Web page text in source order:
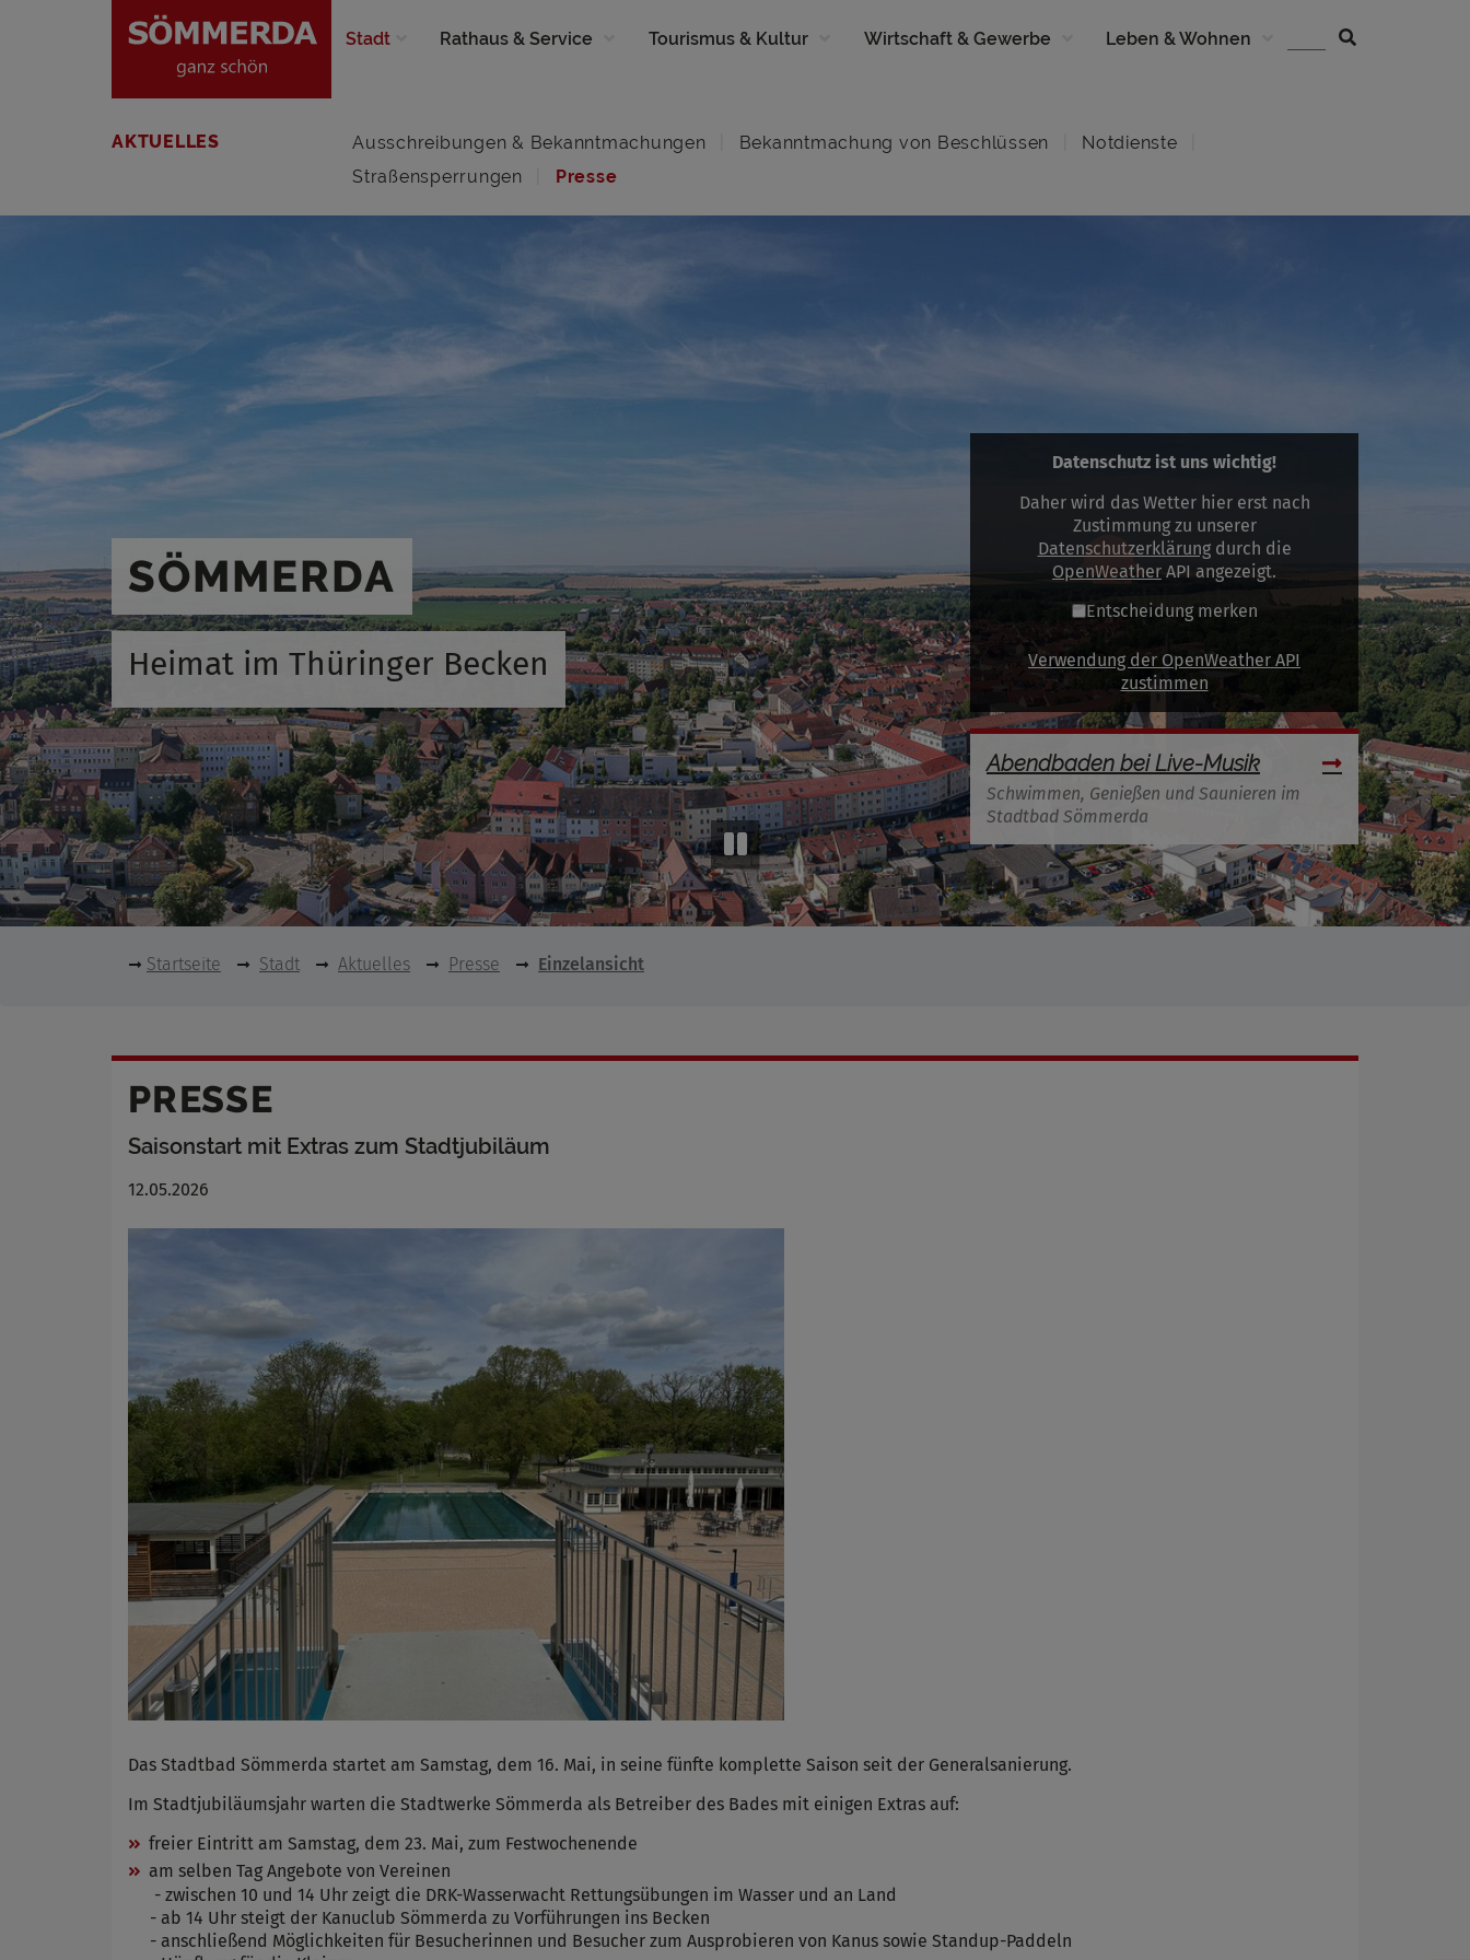
Stadt Rathaus & Service Tourismus & Kultur Wirtschaft & Gewerbe Leben & Wohnen
AKTUELLES Ausschreibungen & Bekanntmachungen Bekanntmachung von Beschlüssen
Notdienste
Straßensperrungen
Presse
SÖMMERDA
Heimat im Thüringer Becken
Datenschutz ist uns wichtig!
Daher wird das Wetter hier erst nach
Zustimmung zu unserer
Datenschutzerklärungdurch die
OpenWeather API angezeigt.
Entscheidung merken
Verwendung der OpenWeather API
zustimmen
Abendbaden bei Live-Musik
Schwimmen, Genießen und Saunieren im
Stadtbad Sömmerda
Startseite Stadt Aktuelles Presse Einzelansicht
PRESSE
Saisonstart mit Extras zum Stadtjubiläum
12.05.2026
Das Stadtbad Sömmerda startet am Samstag, dem 16. Mai, in seine fünfte komplette Saison seit der Generalsanierung.
Im Stadtjubiläumsjahr warten die Stadtwerke Sömmerda als Betreiber des Bades mit einigen Extras auf:
freier Eintritt am Samstag, dem 23. Mai, zum Festwochenende
am selben Tag Angebote von Vereinen
- zwischen 10 und 14 Uhr zeigt die DRK-Wasserwacht Rettungsübungen im Wasser und an Land
- ab 14 Uhr steigt der Kanuclub Sömmerda zu Vorführungen ins Becken
- anschließend Möglichkeiten für Besucherinnen und Besucher zum Ausprobieren von Kanus sowie Standup-Paddeln